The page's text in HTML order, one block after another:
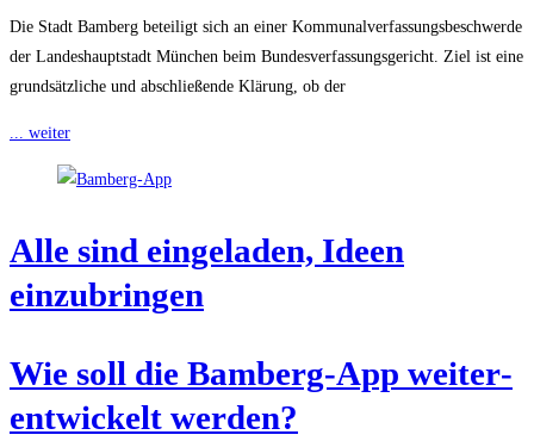
Die Stadt Bamberg beteiligt sich an einer Kommunalverfassungsbeschwerde
der Landeshauptstadt München beim Bundesverfassungsgericht. Ziel ist eine
grundsätzliche und abschließende Klärung, ob der
... weiter
Alle sind ein­ge­la­den, Ideen
einzubringen
Wie soll die Bam­berg-App wei­ter­
ent­wi­ckelt werden?